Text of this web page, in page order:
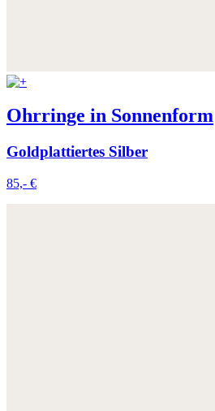
Ohrringe in Sonnenform
Goldplattiertes Silber
85,- €